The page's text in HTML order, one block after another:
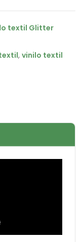
textil Glitter
, vinilo textil